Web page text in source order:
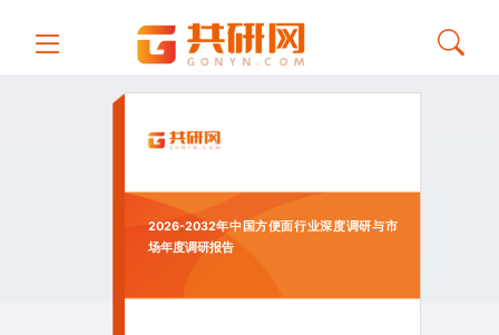
2026-2032年中国方便面行业深度调研与市
场年度调研报告